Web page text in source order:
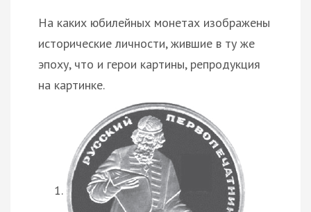
На каких юбилейных монетах изображены
исторические личности, жившие в ту же
эпоху, что и герои картины, репродукция
на картинке.